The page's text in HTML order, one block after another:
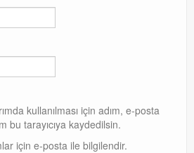
kullanılması için adım, e-posta
bu tarayıcıya kaydedilsin.
için e-posta ile bilgilendir.